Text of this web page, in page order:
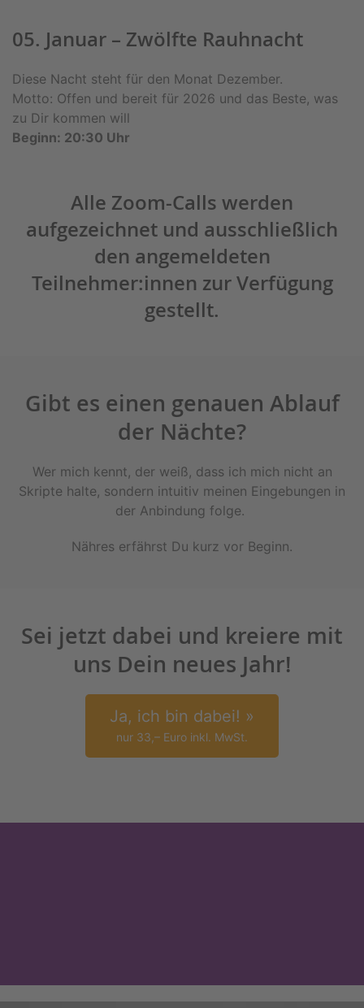
05. Januar – Zwölfte Rauhnacht
Diese Nacht steht für den Monat Dezember.
Motto: Offen und bereit für 2026 und das Beste, was
zu Dir kommen will
Beginn: 20:30 Uhr
Alle Zoom-Calls werden
aufgezeichnet und ausschließlich
den angemeldeten
Teilnehmer:innen zur Verfügung
gestellt.
Gibt es einen genauen Ablauf
der Nächte?
Wer mich kennt, der weiß, dass ich mich nicht an
Skripte halte, sondern intuitiv meinen Eingebungen in
der Anbindung folge.
Nähres erfährst Du kurz vor Beginn.
Sei jetzt dabei und kreiere mit
uns Dein neues Jahr!
Ja, ich bin dabei! »
nur 33,– Euro inkl. MwSt.